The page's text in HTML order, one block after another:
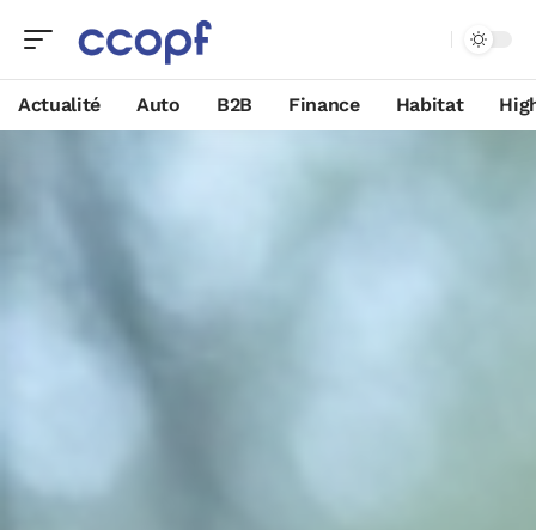
Actualité Auto B2B Finance Habitat